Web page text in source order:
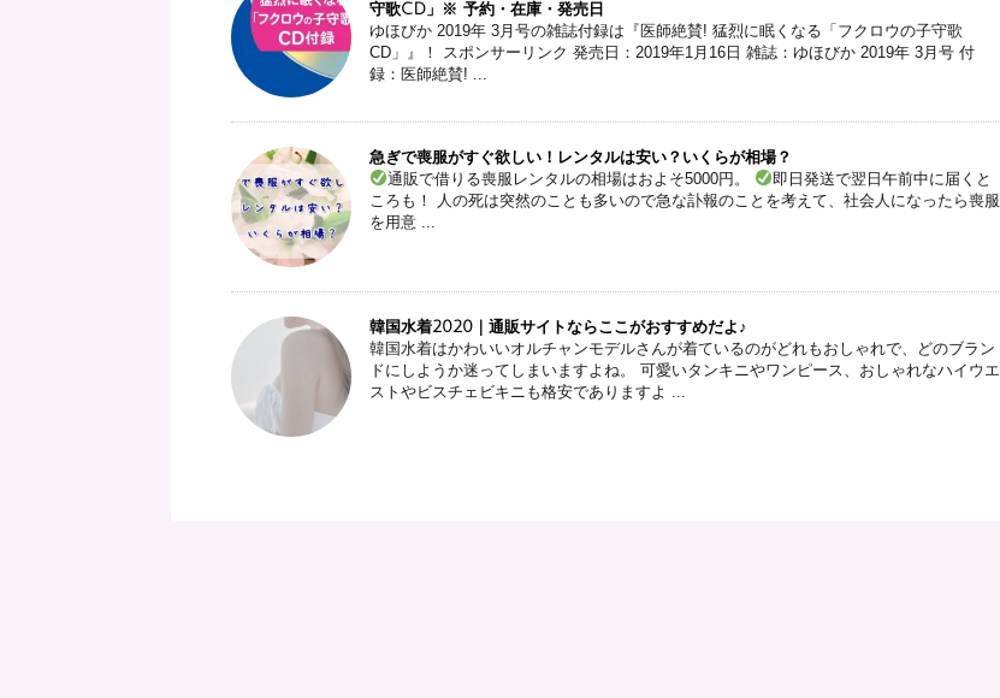
守歌CD」※ 予約・在庫・発売日
ゆほびか 2019年 3月号の雑誌付録は『医師絶賛! 猛烈に眠くなる「フクロウの子守歌
CD」』！ スポンサーリンク 発売日：2019年1月16日 雑誌：ゆほびか 2019年 3月号 付
録：医師絶賛! ...
急ぎで喪服がすぐ欲しい！レンタルは安い？いくらが相場？
通販で借りる喪服レンタルの相場はおよそ5000円。
即日発送で翌日午前中に届くと
ころも！ 人の死は突然のことも多いので急な訃報のことを考えて、社会人になったら喪服
を用意 ...
韓国水着2020 | 通販サイトならここがおすすめだよ♪
韓国水着はかわいいオルチャンモデルさんが着ているのがどれもおしゃれで、どのブラン
ドにしようか迷ってしまいますよね。 可愛いタンキニやワンピース、おしゃれなハイウエ
ストやビスチェビキニも格安でありますよ ...